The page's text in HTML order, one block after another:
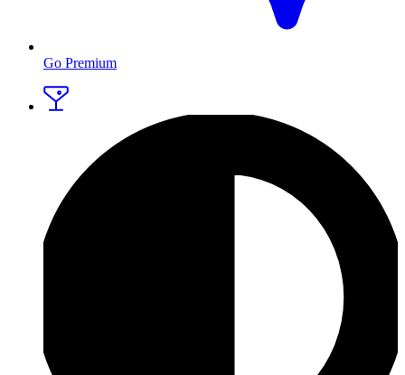
Go Premium